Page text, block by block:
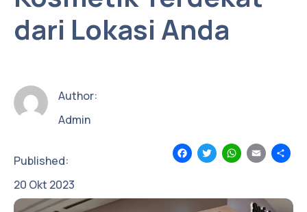
dari Lokasi Anda
Author:
Admin
Published:
20 Okt 2023
Facebook
TwitterWhatsApp
Email